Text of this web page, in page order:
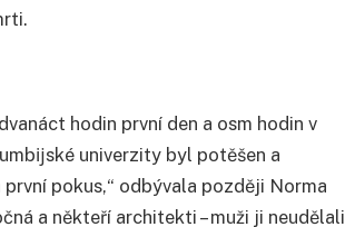
hodin první den a osm hodin v
univerzity byl potěšen a
pokus,“ odbývala později Norma
a někteří architekti – muži ji neudělali